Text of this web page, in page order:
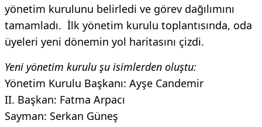
yönetim kurulunu belirledi ve görev dağılımını
tamamladı. İlk yönetim kurulu toplantısında, oda
üyeleri yeni dönemin yol haritasını çizdi.
Yeni yönetim kurulu şu isimlerden oluştu:
Yönetim Kurulu Başkanı: Ayşe Candemir
II. Başkan: Fatma Arpacı
Sayman: Serkan Güneş